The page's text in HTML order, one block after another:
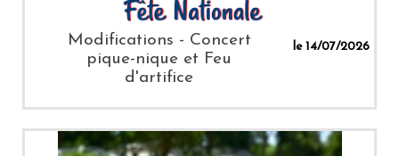
Modifications - Concert
pique-nique et Feu
d'artifice
le 14/07/2026